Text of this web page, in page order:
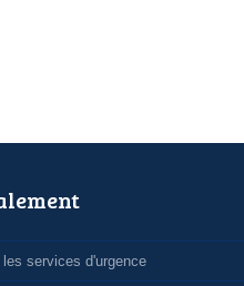
services d'urgence